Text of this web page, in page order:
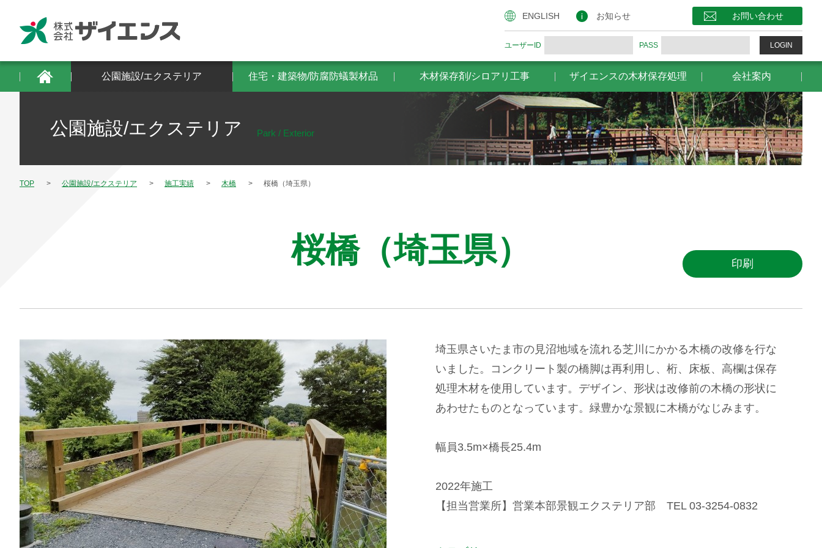
ENGLISH お知らせ お問い合わせ
ユーザーID PASS LOGIN
公園施設/エクステリア 住宅・建築物/防腐防蟻製材品 木材保存剤/シロアリ工事 ザイエンスの木材保存処理 会社案内
公園施設/エクステリア Park / Exterior
TOP 公園施設/エクステリア 施工実績 木橋 桜橋（埼玉県）
桜橋（埼玉県） 印刷
埼玉県さいたま市の見沼地域を流れる芝川にかかる木橋の改修を行な
いました。コンクリート製の橋脚は再利用し、桁、床板、高欄は保存
処理木材を使用しています。デザイン、形状は改修前の木橋の形状に
あわせたものとなっています。緑豊かな景観に木橋がなじみます。
幅員3.5m×橋長25.4m
2022年施工
【担当営業所】営業本部景観エクステリア部 TEL 03-3254-0832
ザイエンスの木材保存処理 会社案内 お問い合わせ